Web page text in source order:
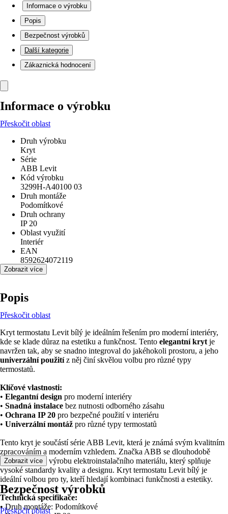
Informace o výrobku
Popis
Bezpečnost výrobků
Další kategorie
Zákaznická hodnocení
Informace o výrobku
Přeskočit oblast
Druh výrobku
Kryt
Série
ABB Levit
Kód výrobku
3299H-A40100 03
Druh montáže
Podomítkové
Druh ochrany
IP 20
Oblast využití
Interiér
EAN
8592624072119
Zobrazit více
Popis
Přeskočit oblast
Kryt termostatu Levit bílý je ideálním řešením pro moderní interiéry,
kde se klade důraz na estetiku a funkčnost. Tento elegantní kryt je
navržen tak, aby se snadno integroval do jakéhokoli prostoru, a jeho
univerzální použitíz něj činí skvělou volbu pro různé typy
termostatů.
Klíčové vlastnosti:
• Elegantní design pro moderní interiéry
• Snadná instalace bez nutnosti odborného zásahu
• Ochrana IP 20 pro bezpečné použití v interiéru
• Univerzální montáž pro různé typy termostatů
Tento kryt je součástí série ABB Levit, která je známá svým kvalitním
zpracováním a moderním vzhledem. Značka ABB se dlouhodobě
specializuje na výrobu elektroinstalačního materiálu, který splňuje
vysoké standardy kvality a designu. Kryt termostatu Levit bílý je
ideální volbou pro ty, kteří hledají kombinaci funkčnosti a estetiky.
Technická specifikace:
• Druh montáže: Podomítkové
Zobrazit více
Bezpečnost výrobků
Přeskočit oblast